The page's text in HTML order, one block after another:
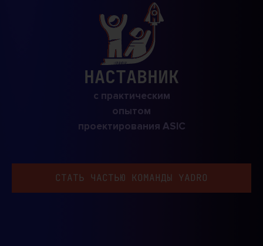
НАСТАВНИК
с практическим
опытом
проектирования ASIC
СТАТЬ ЧАСТЬЮ КОМАНДЫ YADRO